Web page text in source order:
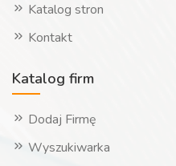
Katalog stron
Kontakt
Katalog firm
Dodaj Firmę
Wyszukiwarka